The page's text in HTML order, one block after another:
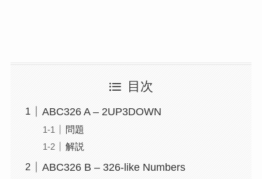
目次
ABC326 A – 2UP3DOWN
問題
解説
ABC326 B – 326-like Numbers